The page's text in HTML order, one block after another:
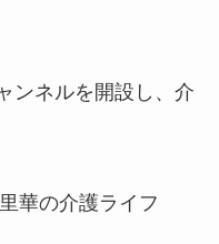
ンネルを開設し、介
華の介護ライフ